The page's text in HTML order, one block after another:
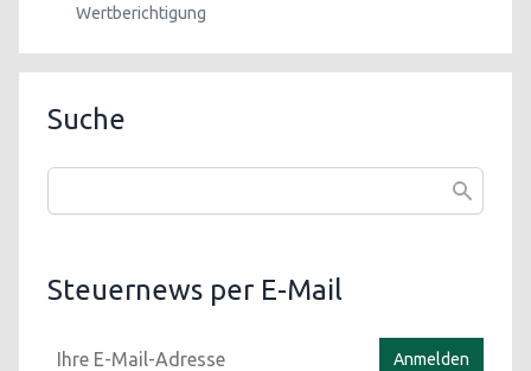
Wertberichtigung
Suche
Steuernews per E-Mail
Anmelden